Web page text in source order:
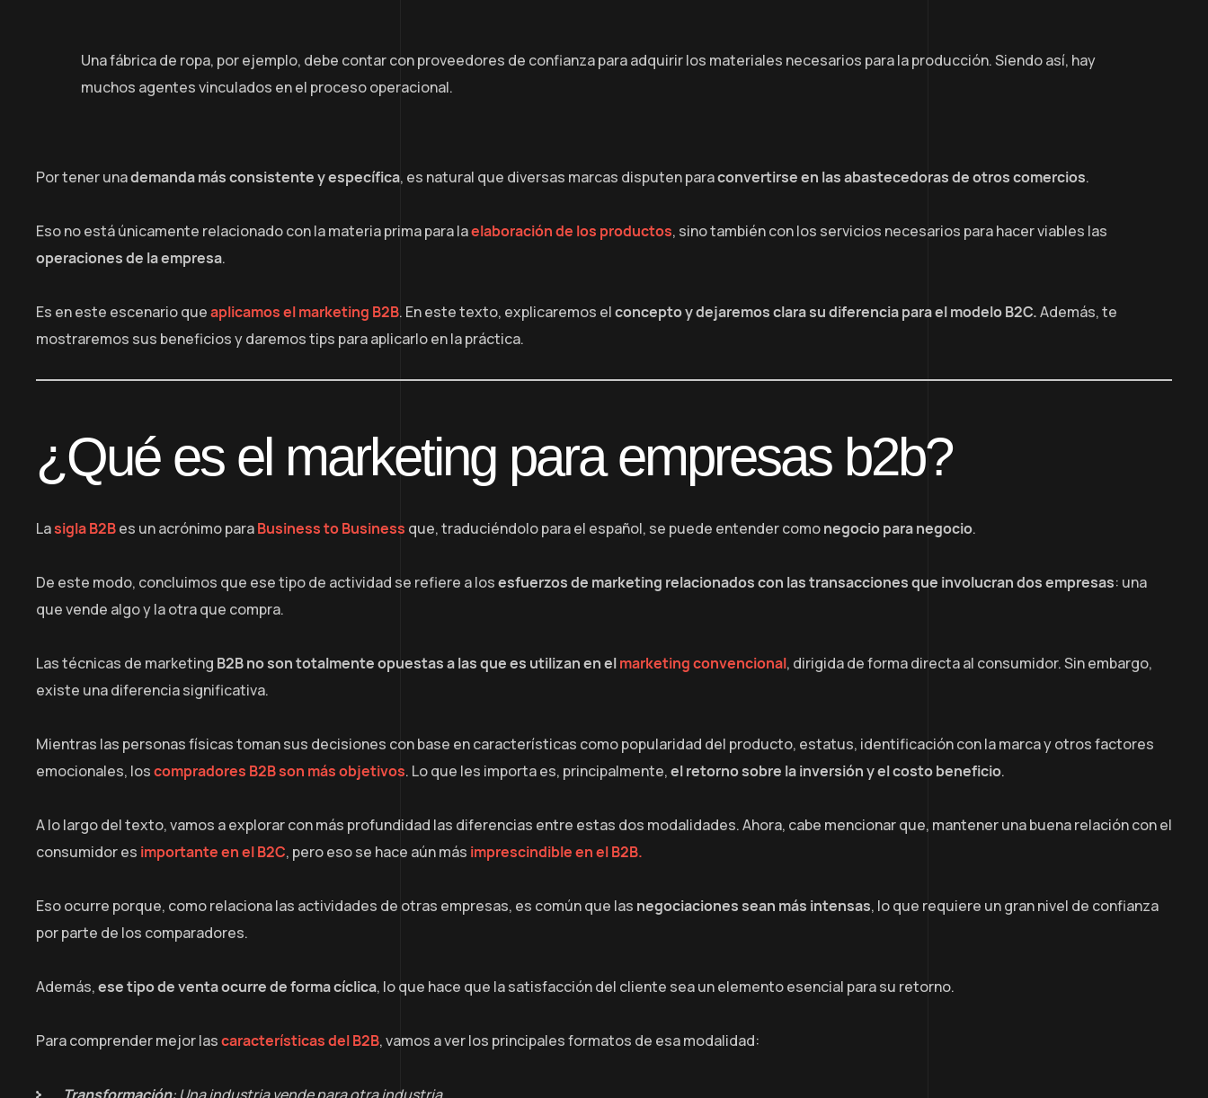
Una fábrica de ropa, por ejemplo, debe contar con proveedores de confianza para adquirir los materiales necesarios para la producción. Siendo así, hay
muchos agentes vinculados en el proceso operacional.
Por tener unademanda más consistente y específica, es natural que diversas marcas disputen paraconvertirse en las abastecedoras de otros comercios.
Eso no está únicamente relacionado con la materia prima para laelaboración de los productos, sino también con los servicios necesarios para hacer viables las
operaciones de la empresa.
Es en este escenario queaplicamos el marketing B2B. En este texto, explicaremos elconcepto y dejaremos clara su diferencia para el modelo B2C.Además, te
mostraremos sus beneficios y daremos tips para aplicarlo en la práctica.
¿Qué es el marketing para empresas b2b?
Lasigla B2Bes un acrónimo paraBusiness to Business que, traduciéndolo para el español, se puede entender comonegocio para negocio.
De este modo, concluimos que ese tipo de actividad se refiere a losesfuerzos de marketing relacionados con las transacciones que involucran dos empresas: una
que vende algo y la otra que compra.
Las técnicas de marketing B2B no son totalmente opuestas a las que es utilizan en elmarketing convencional, dirigida de forma directa al consumidor. Sin embargo,
existe una diferencia significativa.
Mientras las personas físicas toman sus decisiones con base en características como popularidad del producto, estatus, identificación con la marca y otros factores
emocionales, loscompradores B2B son más objetivos. Lo que les importa es, principalmente,el retorno sobre la inversión y el costo beneficio.
A lo largo del texto, vamos a explorar con más profundidad las diferencias entre estas dos modalidades. Ahora, cabe mencionar que, mantener una buena relación con el
consumidor es importante en el B2C, pero eso se hace aún más imprescindible en el B2B.
Eso ocurre porque, como relaciona las actividades de otras empresas, es común que las negociaciones sean más intensas, lo que requiere un gran nivel de confianza
por parte de los comparadores.
Además,ese tipo de venta ocurre de forma cíclica, lo que hace que la satisfacción del cliente sea un elemento esencial para su retorno.
Para comprender mejor lascaracterísticas del B2B, vamos a ver los principales formatos de esa modalidad: